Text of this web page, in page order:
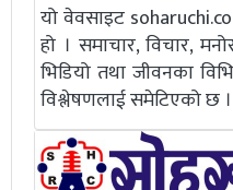
यो वेवसाइट
हो । समाचार, विचार,
भिडियो तथा जीवनका
विश्लेषणलाई समेटिएको छ ।